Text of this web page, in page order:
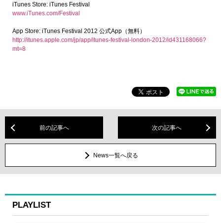
iTunes Store: iTunes Festival
www.iTunes.com/Festival
App Store: iTunes Festival 2012 公式App（無料）
http://itunes.apple.com/jp/app/itunes-festival-london-2012/id431168066?
mt=8
前の記事へ 次の記事へ
News一覧へ戻る
PLAYLIST